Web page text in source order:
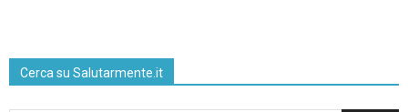
Cerca su Salutarmente.it